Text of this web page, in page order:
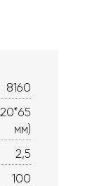
8160
мм)
2,5
100